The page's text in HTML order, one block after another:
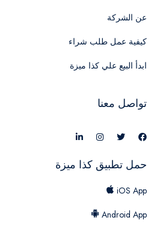
عن الشركة
كيفية عمل طلب شراء
ابدأ البيع علي كذا ميزة
تواصل معنا
حمل تطبيق كذا ميزة
iOS App
Android App